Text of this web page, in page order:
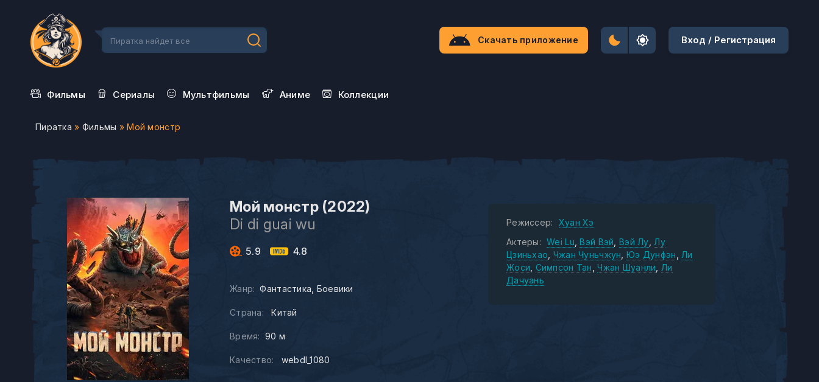
Скачать приложение Вход / Регистрация
Фильмы Сериалы Мультфильмы Aниме Коллекции
Пиратка » Фильмы » Мой монстр
Мой монстр (2022)
Di di guai wu
5.9 4.8
Жанр: Фантастика Боевики
Страна: Китай
Время: 90 м
Качество: webdl_1080
Режиссер:
Хуан Хэ
Актеры:
Wei Lu Вэй Вэй Вэй Лу Лу
Цзиньхао Чжан Чуньчжун Юэ Дунфэн
Ли
Жоси Симпсон Тан Чжан Шуанли
Ли
Дачуань